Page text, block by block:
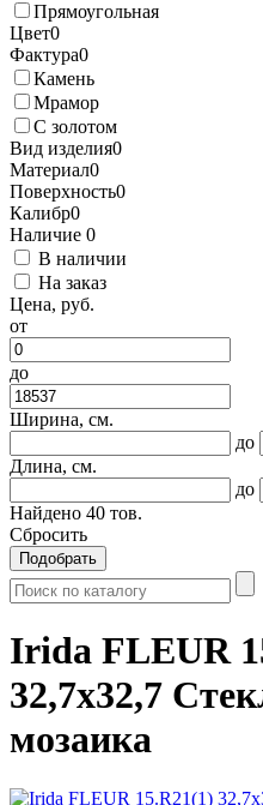
Прямоугольная
Цвет0
Фактура0
Камень
Мрамор
С золотом
Вид изделия0
Материал0
Поверхность0
Калибр0
Наличие 0
В наличии
На заказ
Цена, руб.
от
до
Ширина, см.
до
Длина, см.
до
Найдено 40 тов.
Сбросить
Подобрать
Irida FLEUR
32,7x32,7
мозаика